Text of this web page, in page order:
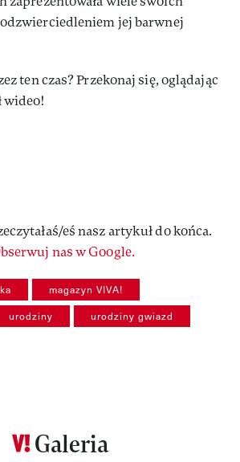
jej barwnej
ten czas? Przekonaj się, oglądając
wideo!
eś nasz artykuł do końca.
nas w Google.
magazyn VIVA!
urodziny urodziny gwiazd
Galeria